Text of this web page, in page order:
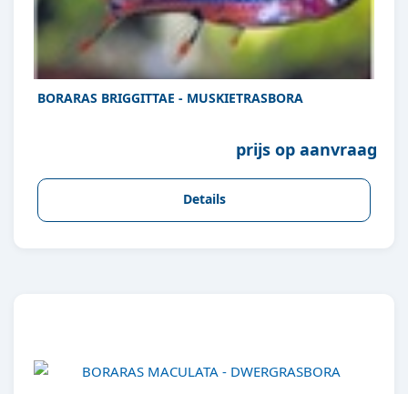
BORARAS BRIGGITTAE - MUSKIETRASBORA
prijs op aanvraag
Details